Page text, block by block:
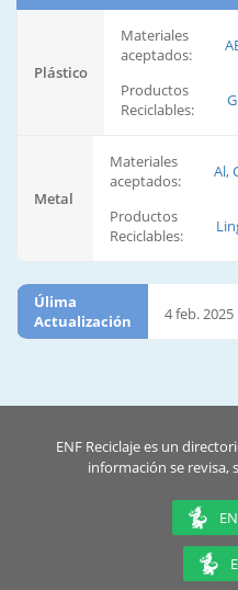
Plástico
Materiales
aceptados:
Productos
Reciclables:
Metal
Materiales
aceptados:
Al,
Productos
Reciclables:
Úlima
Actualización
4 feb. 2025
ENF Reciclaje es un
información se revisa,